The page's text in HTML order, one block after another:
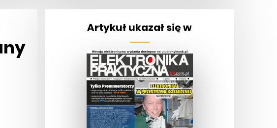
Artykuł ukazał się w